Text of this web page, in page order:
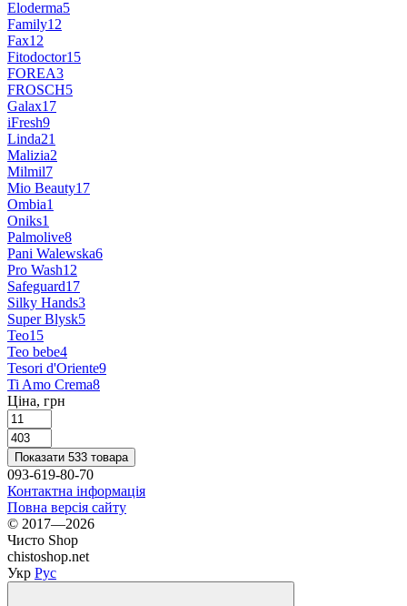
Eloderma5
Family12
Fax12
Fitodoctor15
FOREA3
FROSCH5
Galax17
iFresh9
Linda21
Malizia2
Milmil7
Mio Beauty17
Ombia1
Oniks1
Palmolive8
Pani Walewska6
Pro Wash12
Safeguard17
Silky Hands3
Super Blysk5
Teo15
Teo bebe4
Tesori d'Oriente9
Ti Amo Crema8
Ціна, грн
Показати 533 товара
093-619-80-70
Контактна інформація
Повна версія сайту
© 2017—2026
Чисто Shop
chistoshop.net
Укр Рус